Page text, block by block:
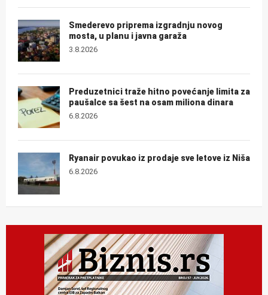
Smederevo priprema izgradnju novog
mosta, u planu i javna garaža
3.8.2026
Preduzetnici traže hitno povećanje limita za
paušalce sa šest na osam miliona dinara
6.8.2026
Ryanair povukao iz prodaje sve letove iz Niša
6.8.2026